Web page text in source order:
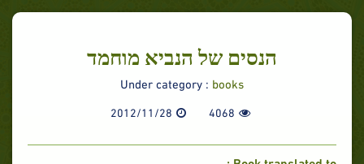
הנסים של הנביא מוחמד
Under category : books
4068
2012/11/28